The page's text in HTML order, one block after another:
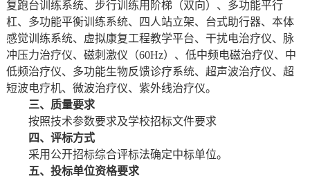
复跑台训练系统、步行训练用阶梯（双向）、多功能平行
杠、多功能平衡训练系统、四人站立架、台式助行器、本体
感觉训练系统、虚拟康复工程教学平台、干扰电治疗仪、脉
冲压力治疗仪、磁刺激仪（60Hz）、低中频电磁治疗仪、中
低频治疗仪、多功能生物反馈诊疗系统、超声波治疗仪、超
短波电疗机、微波治疗仪、紫外线治疗仪。
三、 质量要求
按照技术参数要求及学校招标文件要求
四、评标方式
采用公开招标综合评标法确定中标单位。
五、投标单位资格要求